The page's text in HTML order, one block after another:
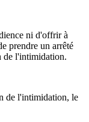
ni d'offrir à
prendre un arrêté
de l'intimidation.
de l'intimidation, le